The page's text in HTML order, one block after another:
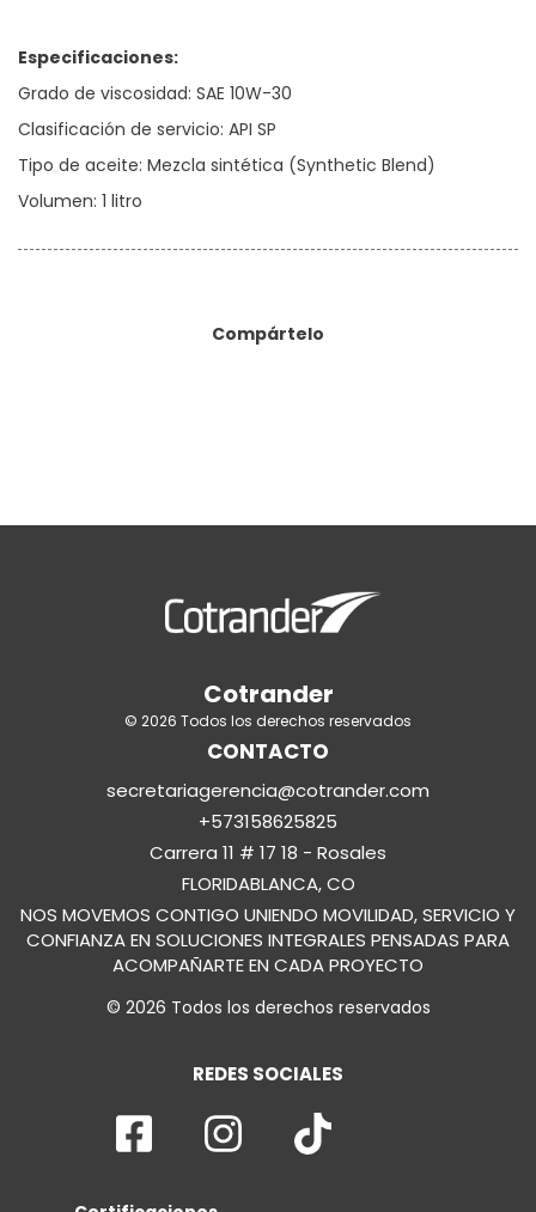
Especificaciones:
Grado de viscosidad: SAE 10W-30
Clasificación de servicio: API SP
Tipo de aceite: Mezcla sintética (Synthetic Blend)
Volumen: 1 litro
Compártelo
Cotrander
© 2026 Todos los derechos reservados
CONTACTO
secretariagerencia@cotrander.com
+573158625825
Carrera 11 # 17 18 - Rosales
FLORIDABLANCA, CO
NOS MOVEMOS CONTIGO UNIENDO MOVILIDAD, SERVICIO Y
CONFIANZA EN SOLUCIONES INTEGRALES PENSADAS PARA
ACOMPAÑARTE EN CADA PROYECTO
© 2026 Todos los derechos reservados
REDES SOCIALES